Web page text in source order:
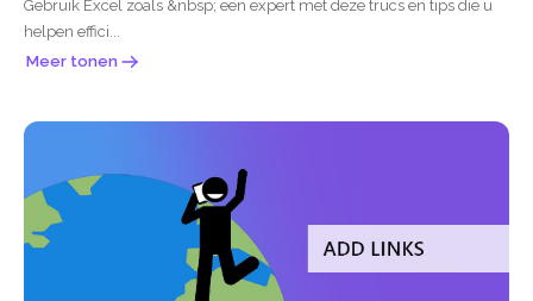
Gebruik Excel zoals &nbsp; een expert met deze trucs en tips die u
helpen effici...
Meer tonen